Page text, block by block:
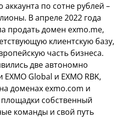
аккаунта по сотне рублей –
В апреле 2022 года
продать домен exmo.me,
клиентскую базу,
часть бизнеса.
две автономно
Global и EXMO RBK,
доменах exmo.com и
собственный
команды и свой путь